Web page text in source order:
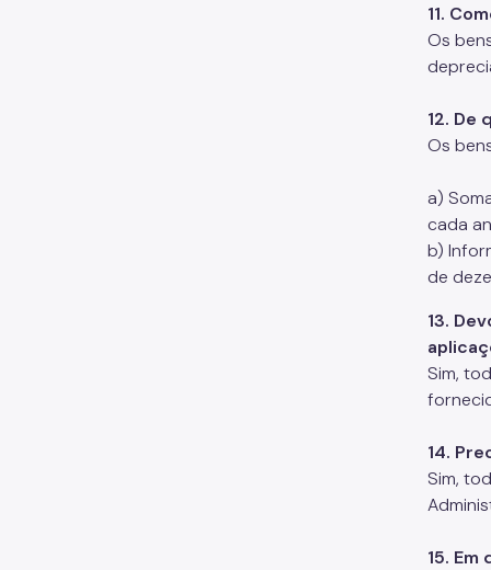
11.
Os
12. De
Os
a)
cada
b)
de
13.
Sim,
14.
Sim,
15.